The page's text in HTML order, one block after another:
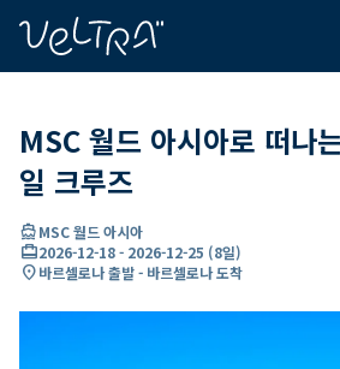
MSC 월드 아시아로 떠나
일 크루즈
directions_boatMSC 월드 아시아
card_travel2026-12-18- 2026-12-25 (8일)
location_on바르셀로나 출발 - 바르셀로나 도착